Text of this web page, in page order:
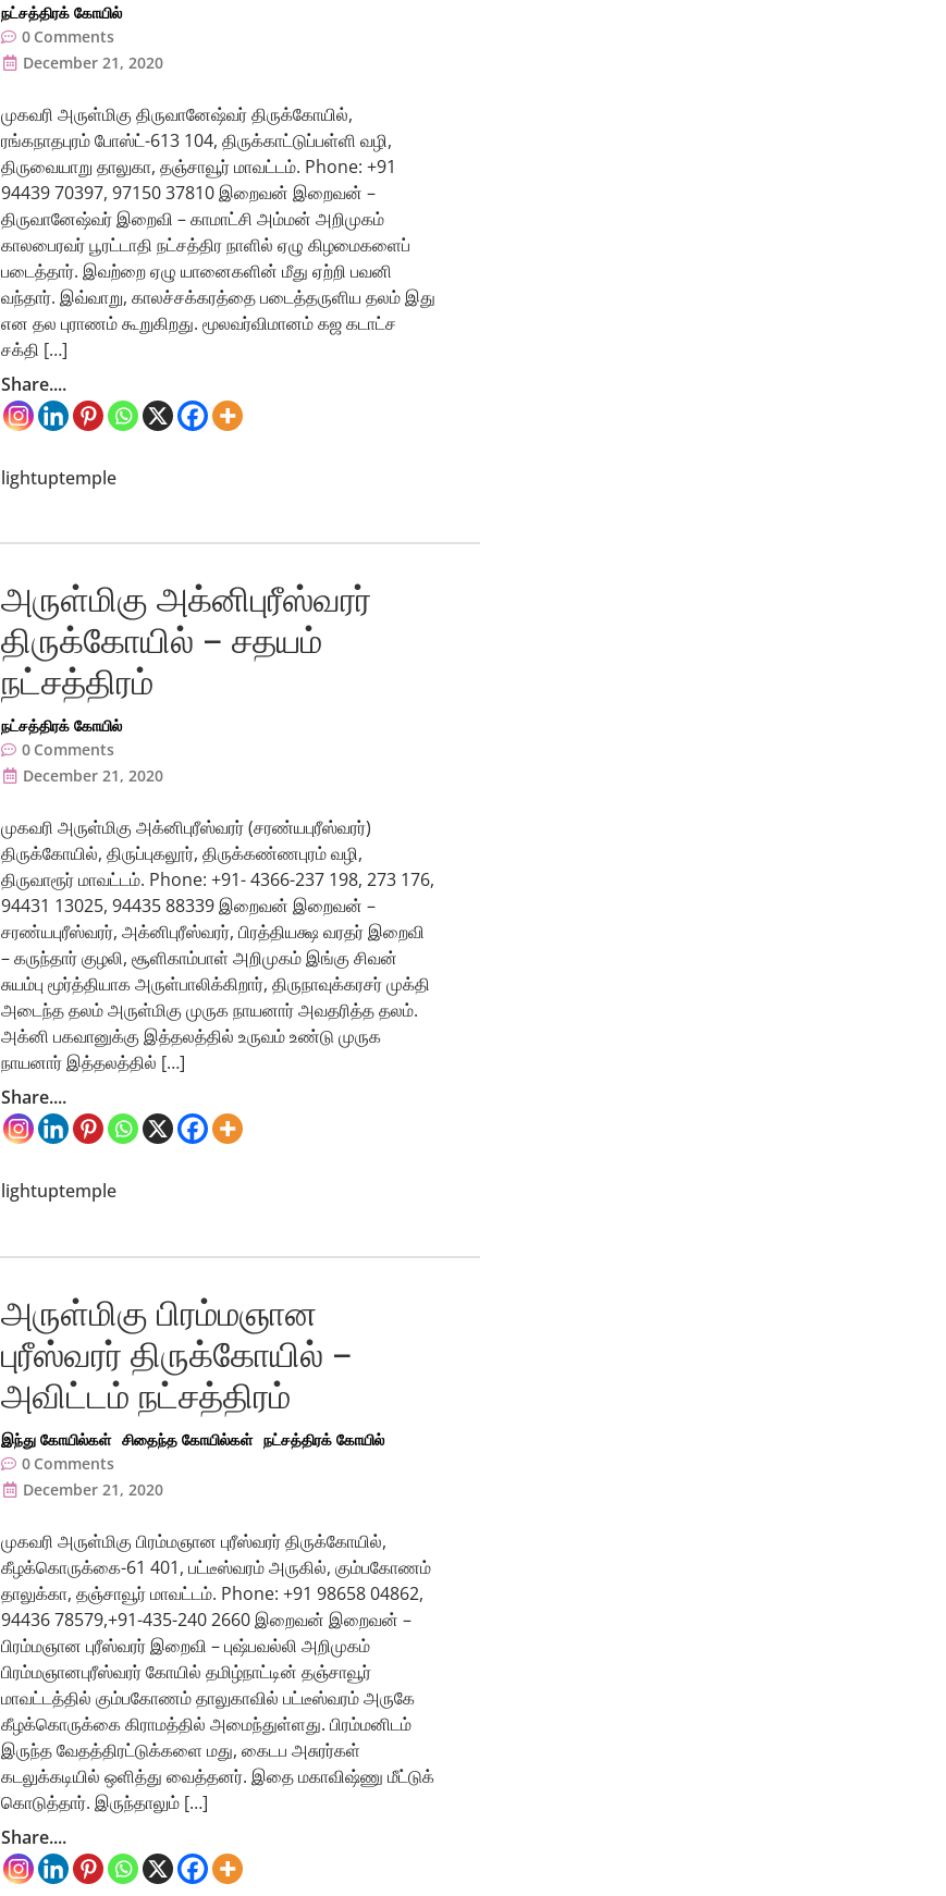
நட்சத்திரக் கோயில்
0 Comments
December 21, 2020
முகவரி அருள்மிகு திருவானேஷ்வர் திருக்கோயில்,
ரங்கநாதபுரம் போஸ்ட்-613 104, திருக்காட்டுப்பள்ளி வழி,
திருவையாறு தாலுகா, தஞ்சாவூர் மாவட்டம். Phone: +91
94439 70397, 97150 37810 இறைவன் இறைவன் –
திருவானேஷ்வர் இறைவி – காமாட்சி அம்மன் அறிமுகம்
காலபைரவர் பூரட்டாதி நட்சத்திர நாளில் ஏழு கிழமைகளைப்
படைத்தார். இவற்றை ஏழு யானைகளின் மீது ஏற்றி பவனி
வந்தார். இவ்வாறு, காலச்சக்கரத்தை படைத்தருளிய தலம் இது
என தல புராணம் கூறுகிறது. மூலவர்விமானம் கஜ கடாட்ச
சக்தி […]
Share....
lightuptemple
அருள்மிகு அக்னிபுரீஸ்வரர்
திருக்கோயில் – சதயம்
நட்சத்திரம்
நட்சத்திரக் கோயில்
0 Comments
December 21, 2020
முகவரி அருள்மிகு அக்னிபுரீஸ்வரர் (சரண்யபுரீஸ்வரர்)
திருக்கோயில், திருப்புகலூர், திருக்கண்ணபுரம் வழி,
திருவாரூர் மாவட்டம். Phone: +91- 4366-237 198, 273 176,
94431 13025, 94435 88339 இறைவன் இறைவன் –
சரண்யபுரீஸ்வரர், அக்னிபுரீஸ்வரர், பிரத்தியக்ஷ வரதர் இறைவி
– கருந்தார் குழலி, சூளிகாம்பாள் அறிமுகம் இங்கு சிவன்
சுயம்பு மூர்த்தியாக அருள்பாலிக்கிறார், திருநாவுக்கரசர் முக்தி
அடைந்த தலம் அருள்மிகு முருக நாயனார் அவதரித்த தலம்.
அக்னி பகவானுக்கு இத்தலத்தில் உருவம் உண்டு முருக
நாயனார் இத்தலத்தில் […]
Share....
lightuptemple
அருள்மிகு பிரம்மஞான
புரீஸ்வரர் திருக்கோயில் –
அவிட்டம் நட்சத்திரம்
இந்து கோயில்கள் சிதைந்த கோயில்கள் நட்சத்திரக் கோயில்
0 Comments
December 21, 2020
முகவரி அருள்மிகு பிரம்மஞான புரீஸ்வரர் திருக்கோயில்,
கீழக்கொருக்கை-61 401, பட்டீஸ்வரம் அருகில், கும்பகோணம்
தாலுக்கா, தஞ்சாவூர் மாவட்டம். Phone: +91 98658 04862,
94436 78579,+91-435-240 2660 இறைவன் இறைவன் –
பிரம்மஞான புரீஸ்வரர் இறைவி – புஷ்பவல்லி அறிமுகம்
பிரம்மஞானபுரீஸ்வரர் கோயில் தமிழ்நாட்டின் தஞ்சாவூர்
மாவட்டத்தில் கும்பகோணம் தாலுகாவில் பட்டீஸ்வரம் அருகே
கீழக்கொருக்கை கிராமத்தில் அமைந்துள்ளது. பிரம்மனிடம்
இருந்த வேதத்திரட்டுக்களை மது, கைடப அசுரர்கள்
கடலுக்கடியில் ஒளித்து வைத்தனர். இதை மகாவிஷ்ணு மீட்டுக்
கொடுத்தார். இருந்தாலும் […]
Share....